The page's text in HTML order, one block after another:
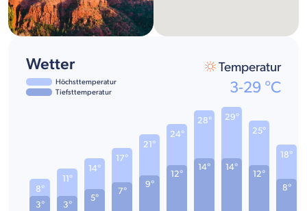
Wetter
Höchsttemperatur
Tiefsttemperatur
Temperatur
3-29 °C
3°
8°
3°
11°
5°
14°
7°
17°
9°
21°
12°
24°
14°
28°
14°
29°
12°
25°
8°
18°